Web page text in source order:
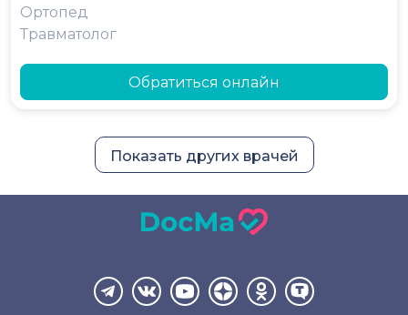
Ортопед
Травматолог
Обратиться онлайн
Показать других врачей